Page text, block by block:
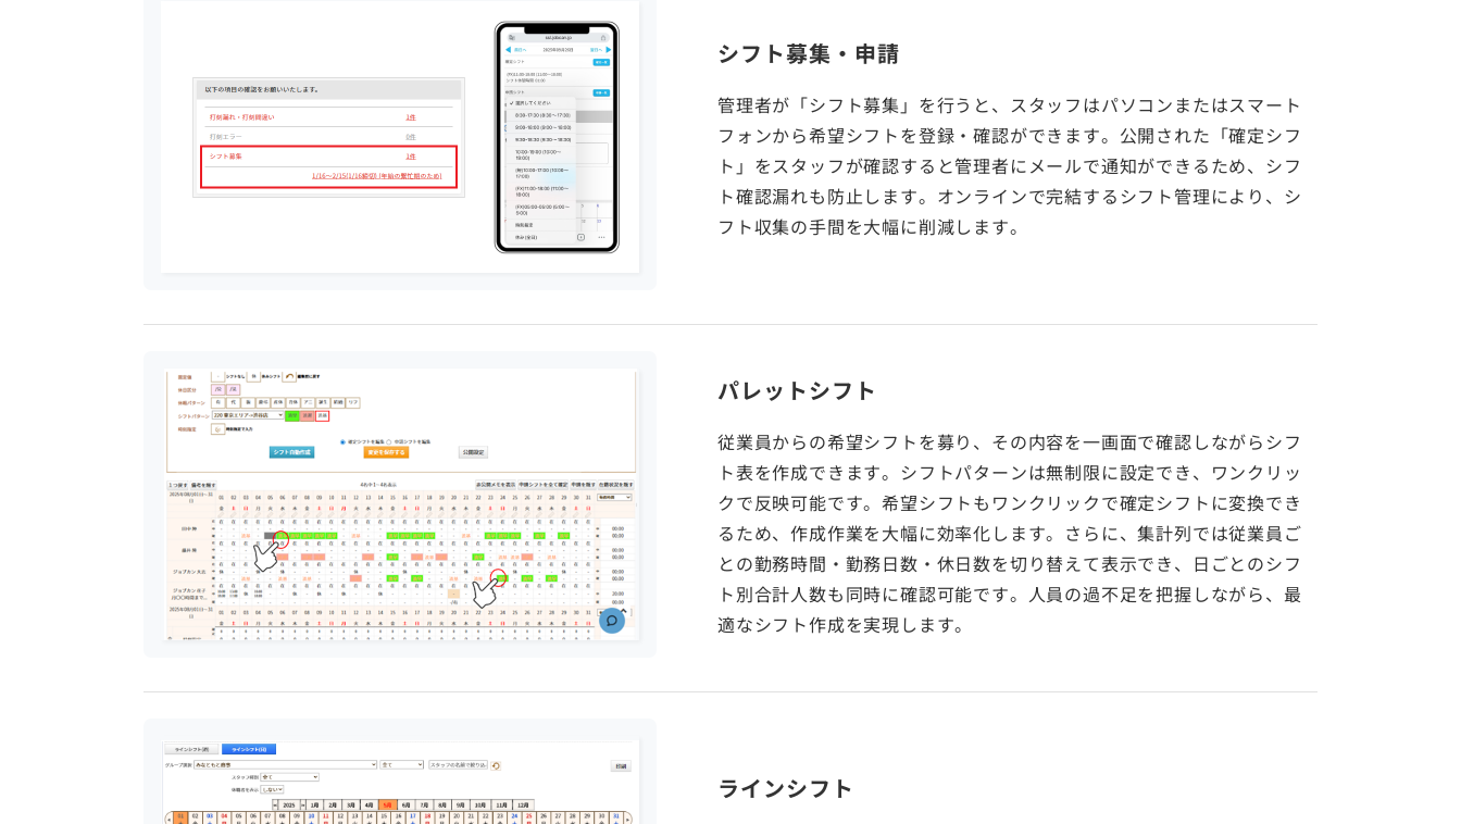
シフト募集・申請
管理者が「シフト募集」を行うと、スタッフはパソコンまたはスマート
フォンから希望シフトを登録・確認ができます。公開された「確定シフ
ト」をスタッフが確認すると管理者にメールで通知ができるため、シフ
ト確認漏れも防止します。オンラインで完結するシフト管理により、シ
フト収集の手間を大幅に削減します。
パレットシフト
従業員からの希望シフトを募り、その内容を一画面で確認しながらシフ
ト表を作成できます。シフトパターンは無制限に設定でき、ワンクリッ
クで反映可能です。希望シフトもワンクリックで確定シフトに変換でき
るため、作成作業を大幅に効率化します。さらに、集計列では従業員ご
との勤務時間・勤務日数・休日数を切り替えて表示でき、日ごとのシフ
ト別合計人数も同時に確認可能です。人員の過不足を把握しながら、最
適なシフト作成を実現します。
ラインシフト